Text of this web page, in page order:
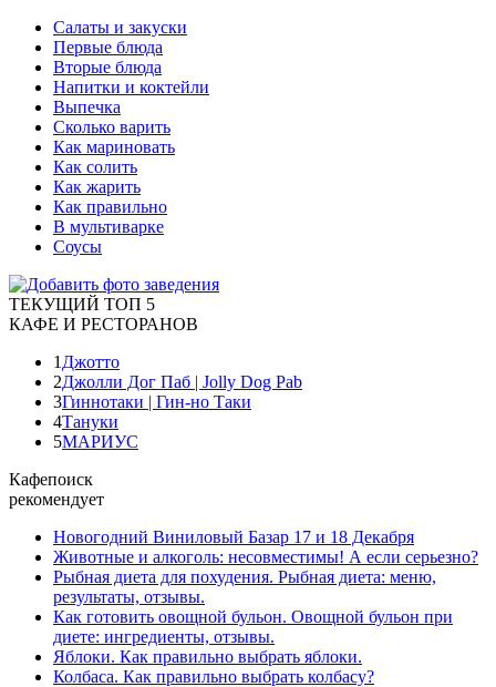
Салаты и закуски
Первые блюда
Вторые блюда
Напитки и коктейли
Выпечка
Сколько варить
Как мариновать
Как солить
Как жарить
Как правильно
В мультиварке
Соусы
ТЕКУЩИЙ ТОП 5
КАФЕ И РЕСТОРАНОВ
1 Джотто
2Джолли Дог Паб | Jolly Dog Pab
3Гиннотаки | Гин-но Таки
4Тануки
5МАРИУС
Кафепоиск
рекомендует
Новогодний Виниловый Базар 17 и 18 Декабря
Животные и алкоголь: несовместимы! А если серьезно?
Рыбная диета для похудения. Рыбная диета: меню,
результаты, отзывы.
Как готовить овощной бульон. Овощной бульон при
диете: ингредиенты, отзывы.
Яблоки. Как правильно выбрать яблоки.
Колбаса. Как правильно выбрать колбасу?